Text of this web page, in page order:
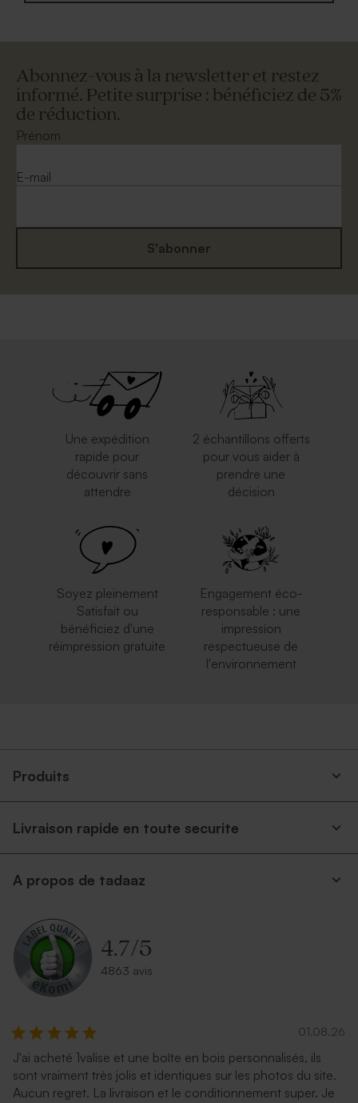
Abonnez-vous à la newsletter et restez
informé. Petite surprise : bénéficiez de 5%
de réduction.
Prénom
E-mail
S'abonner
Une expédition
rapide pour
découvrir sans
attendre
2 échantillons offerts
pour vous aider à
prendre une
décision
Soyez pleinement
Satisfait ou
bénéficiez d'une
réimpression gratuite
Engagement éco-
responsable : une
impression
respectueuse de
l'environnement
Produits
Livraison rapide en toute securite
A propos de tadaaz
4.7/5
4863 avis
01.08.26
J'ai acheté 1valise et une boîte en bois personnalisés, ils
sont vraiment très jolis et identiques sur les photos du site.
Aucun regret. La livraison et le conditionnement super. Je